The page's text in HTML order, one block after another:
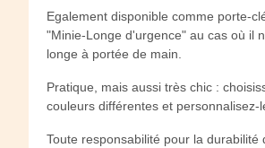
Egalement disponible comme porte-
"Minie-Longe d'urgence" au cas où il
longe à portée de main.
Pratique, mais aussi très chic :
couleurs différentes et personnalisez-
Toute responsabilité pour la durabilité